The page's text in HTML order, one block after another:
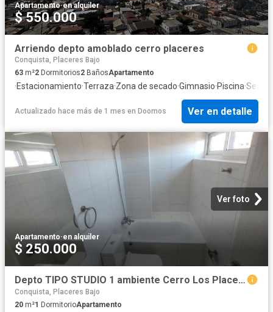
Apartamento·en alquiler
$ 550.000
Arriendo depto amoblado cerro placeres
Conquista, Placeres Bajo
63 m²2 Dormitorios2 BañosApartamento
·Estacionamiento·Terraza·Zona de secado·Gimnasio·Piscina·
Actualizado hace más de 1 mes en Doomos Ver en detalle
Ver foto
Apartamento·en alquiler
$ 250.000
Depto TIPO STUDIO 1 ambiente Cerro Los Placeres
Conquista, Placeres Bajo
20 m²1 DormitorioApartamento